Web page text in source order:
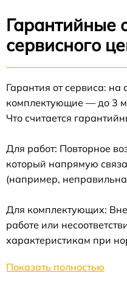
Гарантийные
сервисного
Гарантия от сервиса:
комплектующие — до 3
Что считается
Для работ: Повторное
который напрямую
(например,
Для комплектующих:
работе или
характеристикам при
Показать полностью